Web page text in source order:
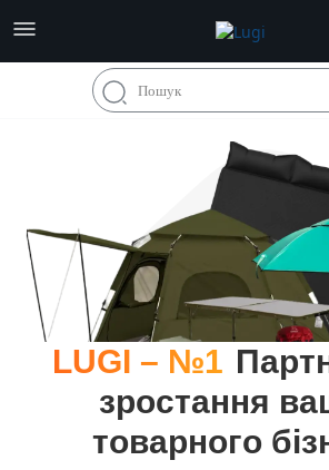
LUGI – №1
зростання
товарного